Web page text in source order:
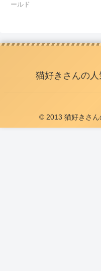
ールド
猫好きさんの
© 2013 猫好きさん